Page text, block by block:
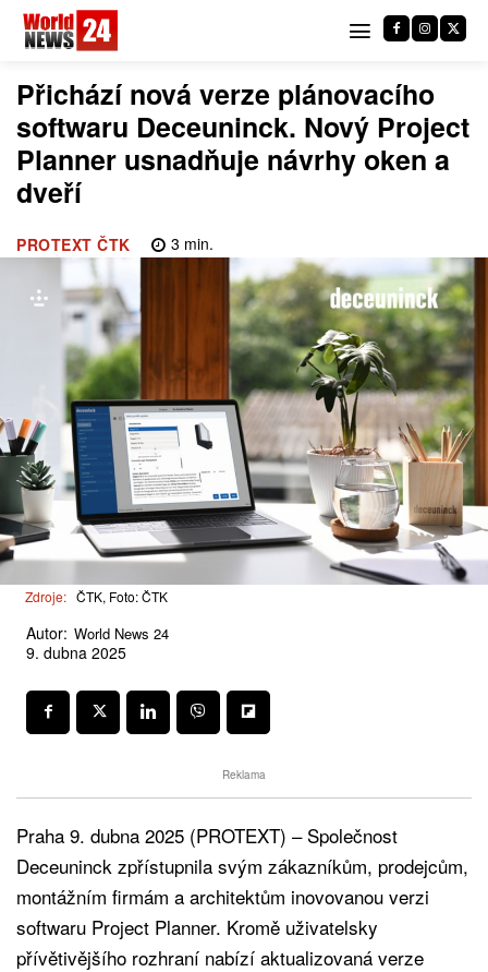
Přichází nová verze plánovacího
softwaru Deceuninck. Nový Project
Planner usnadňuje návrhy oken a
dveří
PROTEXT ČTK 3 min.
Zdroje: ČTK, Foto: ČTK
Autor: World News 24
9. dubna 2025
Reklama
Praha 9. dubna 2025 (PROTEXT) – Společnost
Deceuninck zpřístupnila svým zákazníkům, prodejcům,
montážním firmám a architektům inovovanou verzi
softwaru Project Planner. Kromě uživatelsky
přívětivějšího rozhraní nabízí aktualizovaná verze